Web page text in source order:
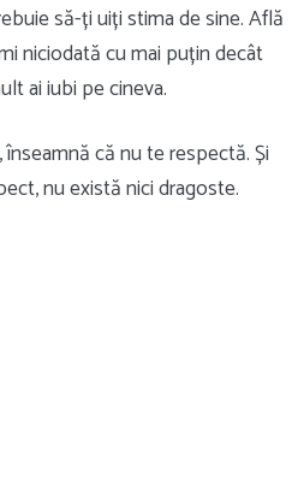
să-ți uiți stima de sine. Află
niciodată cu mai puțin decât
ai iubi pe cineva.
că nu te respectă. Și
nu există nici dragoste.